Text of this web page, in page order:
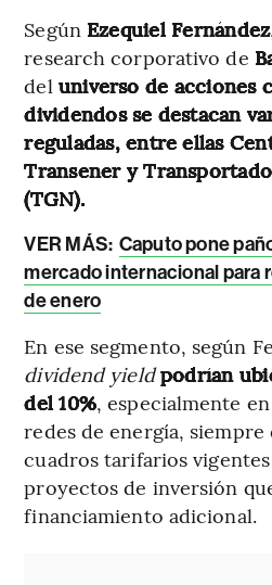
Según Ezequiel Fernández
research corporativo de
del universo de acciones
dividendos se destacan
reguladas, entre ellas
Transener y
(TGN).
VER MÁS: Caputo pone
mercado internacional para
de enero
En ese segmento, según
dividend yieldpodrían
del 10%, especialmente
redes de energía,
cuadros tarifarios
proyectos de inversión
financiamiento adicional.